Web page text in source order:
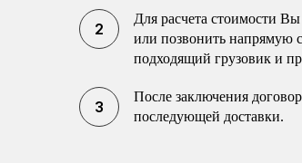
Для расчета стоимости Вы
или позвонить напрямую
подходящий грузовик и
После заключения
последующей доставки.